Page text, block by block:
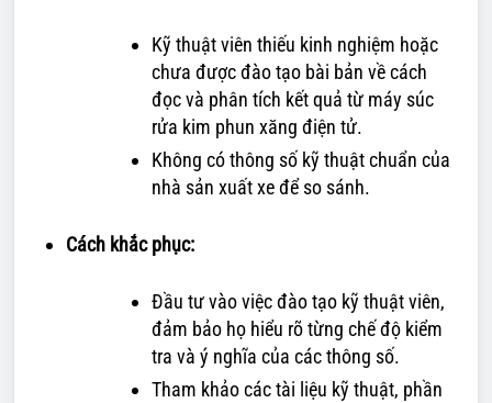
Kỹ thuật viên thiếu kinh nghiệm hoặc
chưa được đào tạo bài bản về cách
đọc và phân tích kết quả từ máy súc
rửa kim phun xăng điện tử.
Không có thông số kỹ thuật chuẩn của
nhà sản xuất xe để so sánh.
Cách khắc phục:
Đầu tư vào việc đào tạo kỹ thuật viên,
đảm bảo họ hiểu rõ từng chế độ kiểm
tra và ý nghĩa của các thông số.
Tham khảo các tài liệu kỹ thuật, phần